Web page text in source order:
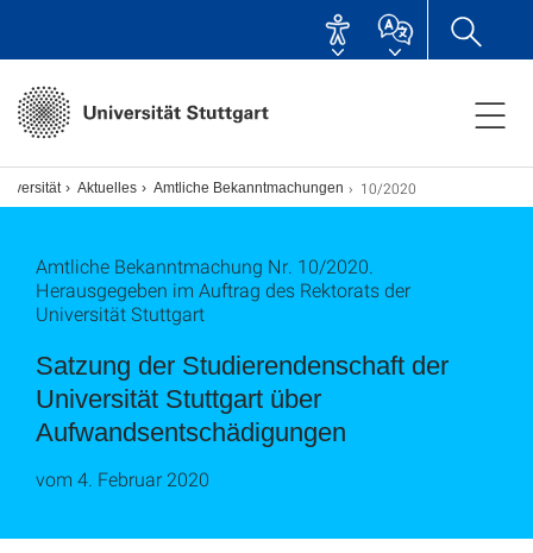
Aktuelles Amtliche Bekanntmachungen 10/2020
Amtliche Bekanntmachung Nr. 10/2020.
Herausgegeben im Auftrag des Rektorats der
Universität Stuttgart
Satzung der Studierendenschaft der
Universität Stuttgart über
Aufwandsentschädigungen
vom 4. Februar 2020